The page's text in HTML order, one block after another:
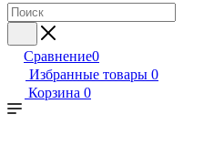
Сравнение0
Избранные товары 0
Корзина 0